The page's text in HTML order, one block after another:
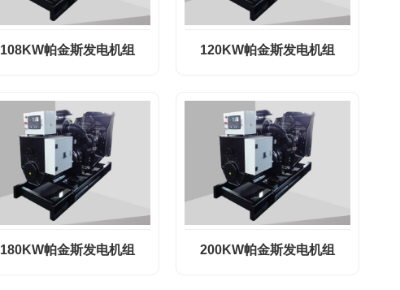
108KW帕金斯发电机组 120KW帕金斯发电机组
180KW帕金斯发电机组 200KW帕金斯发电机组